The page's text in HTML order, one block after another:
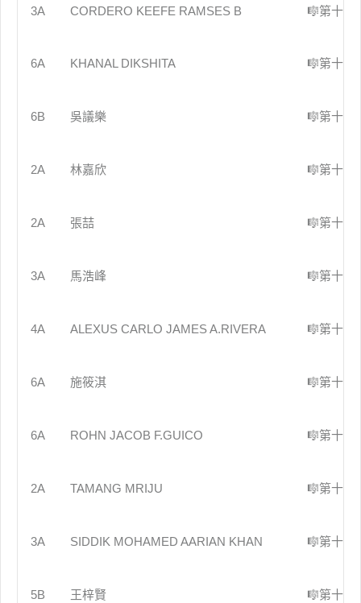
3A CORDERO KEEFE RAMSES B 🎼第十屆
6A KHANAL DIKSHITA 🎼第十屆
6B 吳議樂 🎼第十屆
2A 林嘉欣 🎼第十屆
2A 張喆 🎼第十屆
3A 馬浩峰 🎼第十屆
4A ALEXUS CARLO JAMES A.RIVERA 🎼第十屆
6A 施筱淇 🎼第十屆
6A ROHN JACOB F.GUICO 🎼第十屆
2A TAMANG MRIJU 🎼第十屆
3A SIDDIK MOHAMED AARIAN KHAN 🎼第十屆
5B 王梓賢 🎼第十屆